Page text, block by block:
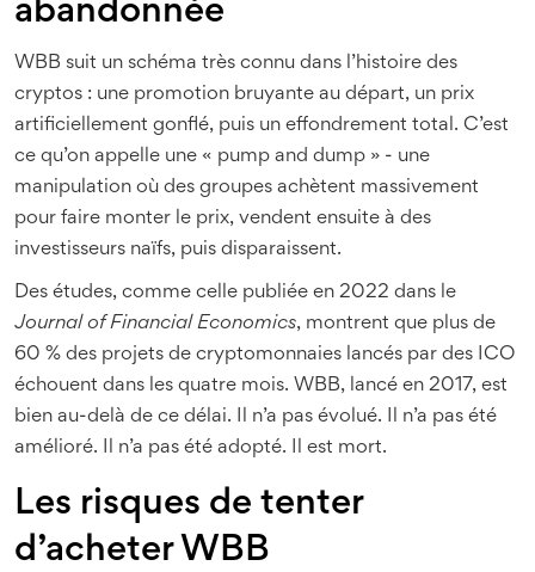
abandonnée
WBB suit un schéma très connu dans l’histoire des
cryptos : une promotion bruyante au départ, un prix
artificiellement gonflé, puis un effondrement total. C’est
ce qu’on appelle une « pump and dump » - une
manipulation où des groupes achètent massivement
pour faire monter le prix, vendent ensuite à des
investisseurs naïfs, puis disparaissent.
Des études, comme celle publiée en 2022 dans le
Journal of Financial Economics, montrent que plus de
60 % des projets de cryptomonnaies lancés par des ICO
échouent dans les quatre mois. WBB, lancé en 2017, est
bien au-delà de ce délai. Il n’a pas évolué. Il n’a pas été
amélioré. Il n’a pas été adopté. Il est mort.
Les risques de tenter
d’acheter WBB